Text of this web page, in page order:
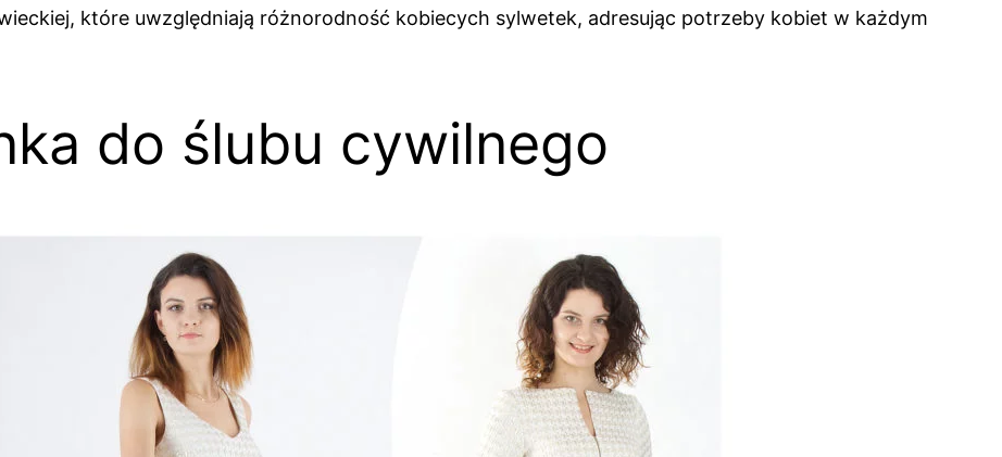
które uwzględniają różnorodność kobiecych sylwetek, adresując potrzeby kobiet w każdym
do ślubu cywilnego